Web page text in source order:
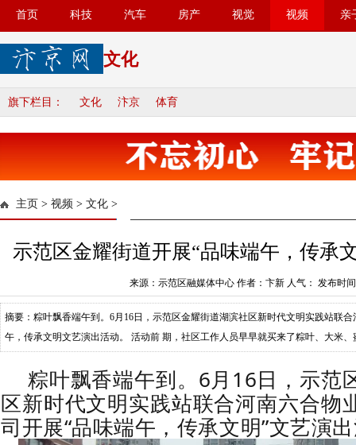
首页 科技 汽车 房产 视觉 视频 亲
文化
旗下栏目： 文化 汴京 体育
主页 > 视频 > 文化 >
示范区金耀街道开展“品味端午，传承
来源：示范区融媒体中心 作者：卞新 人气： 发布时
摘要：粽叶飘香端午到。6月16日，示范区金耀街道湖滨社区新时代文明实践站联
午，传承文明文艺演出活动。 活动前 期，社区工作人员早早就买来了粽叶、大米
粽叶飘香端午到。6月16日，示范
区新时代文明实践站联合河南六合物
司开展“品味端午，传承文明”文艺演